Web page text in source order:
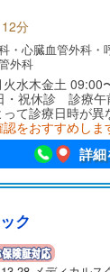
分
・心臓血管外科・
外科
水木金土
祝休診 診療午
て診療日時が異
をおすすめしま
詳細
ク